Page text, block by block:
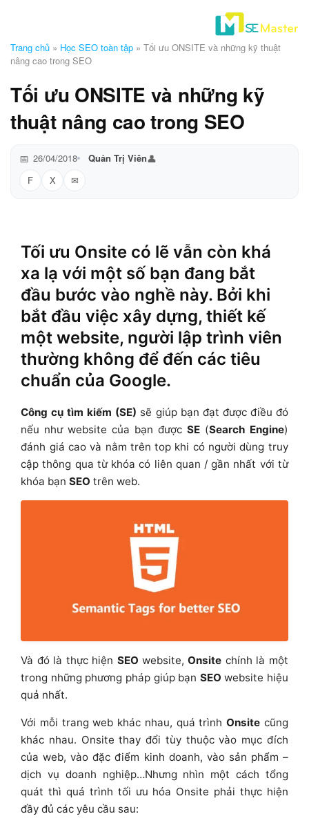
Trang chủ » Học SEO toàn tập » Tối ưu ONSITE và những kỹ thuật
nâng cao trong SEO
Tối ưu ONSITE và những kỹ
thuật nâng cao trong SEO
26/04/2018
Quản Trị Viên
F
X
Tối ưu Onsite có lẽ vẫn còn khá
xa lạ với một số bạn đang bắt
đầu bước vào nghề này. Bởi khi
bắt đầu việc xây dựng, thiết kế
một website, người lập trình viên
thường không để đến các tiêu
chuẩn của Google.
Công cụ tìm kiếm (SE) sẽ giúp bạn đạt được điều đó
nếu như website của bạn được SE(Search Engine)
đánh giá cao và nằm trên top khi có người dùng truy
cập thông qua từ khóa có liên quan / gần nhất với từ
khóa bạnSEO trên web.
Và đó là thực hiện SEO website,Onsite chính là một
trong những phương pháp giúp bạn SEO website hiệu
quả nhất.
Với mỗi trang web khác nhau, quá trìnhOnsite cũng
khác nhau. Onsite thay đổi tùy thuộc vào mục đích
của web, vào đặc điểm kinh doanh, vào sản phẩm –
dịch vụ doanh nghiệp…Nhưng nhìn một cách tổng
quát thì quá trình tối ưu hóa Onsite phải thực hiện
đầy đủ các yêu cầu sau: